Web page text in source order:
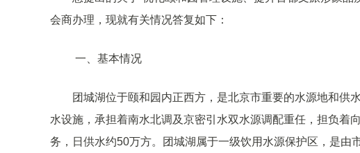
会商办理，现就有关情况答复如下：
一、基本情况
团城湖位于颐和园内正西方，是北京市重要的水源地和供
水设施，承担着南水北调及京密引水双水源调配重任，担负着
务，日供水约50万方。团城湖属于一级饮用水源保护区，是